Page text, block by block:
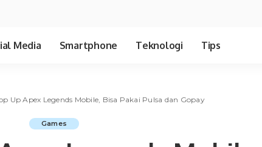
Media Smartphone Teknologi Tips
Up Apex Legends Mobile, Bisa Pakai Pulsa dan Gopay
Games